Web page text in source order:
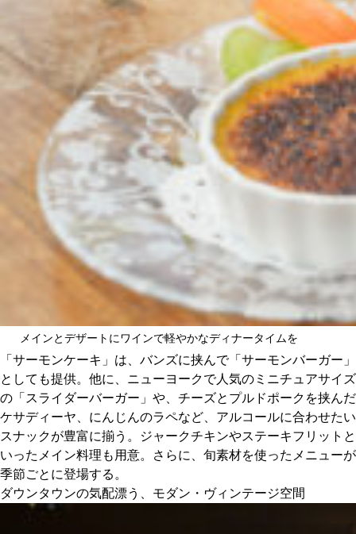
メインとデザートにワインで軽やかなディナータイムを
「サーモンケーキ」は、バンズに挟んで「サーモンバーガー」
としても提供。他に、ニューヨークで人気のミニチュアサイズ
の「スライダーバーガー」や、チーズとプルドポークを挟んだ
ケサディーヤ、にんじんのラペなど、アルコールに合わせたい
スナックが豊富に揃う。ジャークチキンやステーキフリットと
いったメイン料理も用意。さらに、旬素材を使ったメニューが
季節ごとに登場する。
ダウンタウンの気配漂う、モダン・ヴィンテージ空間